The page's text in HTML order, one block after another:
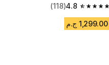
4.8
4.8 out of 5 stars from 118 reviews
(118)
1,299.00 ج.م